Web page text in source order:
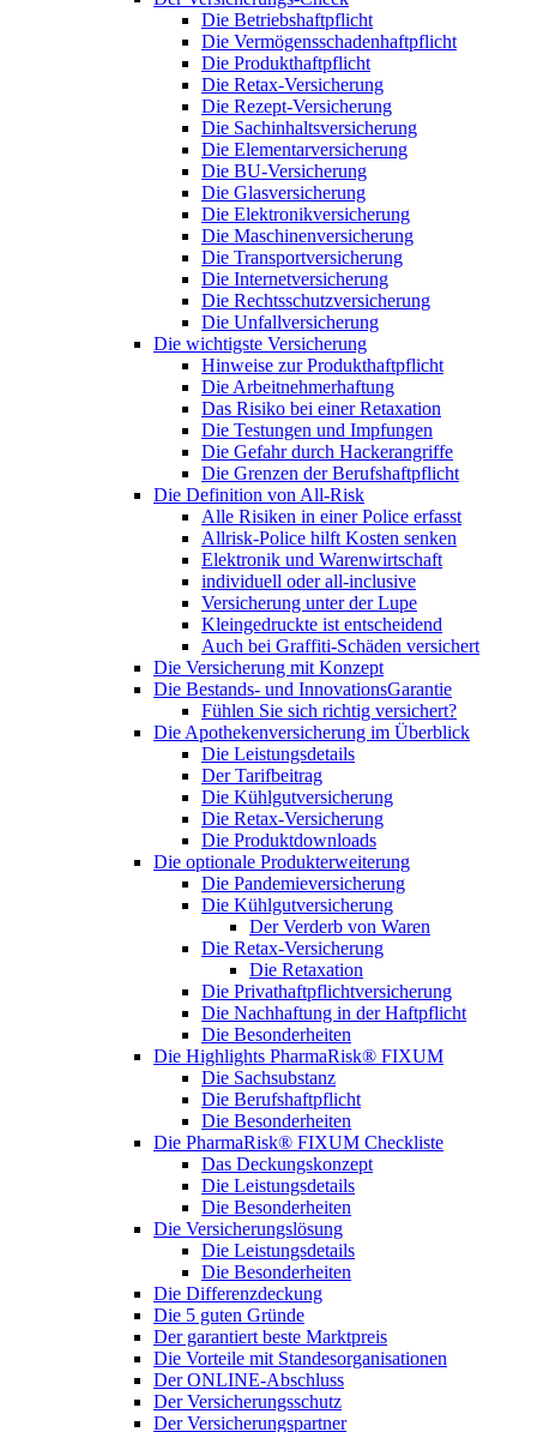
Die Betriebshaftpflicht
Die Vermögensschadenhaftpflicht
Die Produkthaftpflicht
Die Retax-Versicherung
Die Rezept-Versicherung
Die Sachinhaltsversicherung
Die Elementarversicherung
Die BU-Versicherung
Die Glasversicherung
Die Elektronikversicherung
Die Maschinenversicherung
Die Transportversicherung
Die Internetversicherung
Die Rechtsschutzversicherung
Die Unfallversicherung
Die wichtigste Versicherung
Hinweise zur Produkthaftpflicht
Die Arbeitnehmerhaftung
Das Risiko bei einer Retaxation
Die Testungen und Impfungen
Die Gefahr durch Hackerangriffe
Die Grenzen der Berufshaftpflicht
Die Definition von All-Risk
Alle Risiken in einer Police erfasst
Allrisk-Police hilft Kosten senken
Elektronik und Warenwirtschaft
individuell oder all-inclusive
Versicherung unter der Lupe
Kleingedruckte ist entscheidend
Auch bei Graffiti-Schäden versichert
Die Versicherung mit Konzept
Die Bestands- und InnovationsGarantie
Fühlen Sie sich richtig versichert?
Die Apothekenversicherung im Überblick
Die Leistungsdetails
Der Tarifbeitrag
Die Kühlgutversicherung
Die Retax-Versicherung
Die Produktdownloads
Die optionale Produkterweiterung
Die Pandemieversicherung
Die Kühlgutversicherung
Der Verderb von Waren
Die Retax-Versicherung
Die Retaxation
Die Privathaftpflichtversicherung
Die Nachhaftung in der Haftpflicht
Die Besonderheiten
Die Highlights PharmaRisk® FIXUM
Die Sachsubstanz
Die Berufshaftpflicht
Die Besonderheiten
Die PharmaRisk® FIXUM Checkliste
Das Deckungskonzept
Die Leistungsdetails
Die Besonderheiten
Die Versicherungslösung
Die Leistungsdetails
Die Besonderheiten
Die Differenzdeckung
Die 5 guten Gründe
Der garantiert beste Marktpreis
Die Vorteile mit Standesorganisationen
Der ONLINE-Abschluss
Der Versicherungsschutz
Der Versicherungspartner